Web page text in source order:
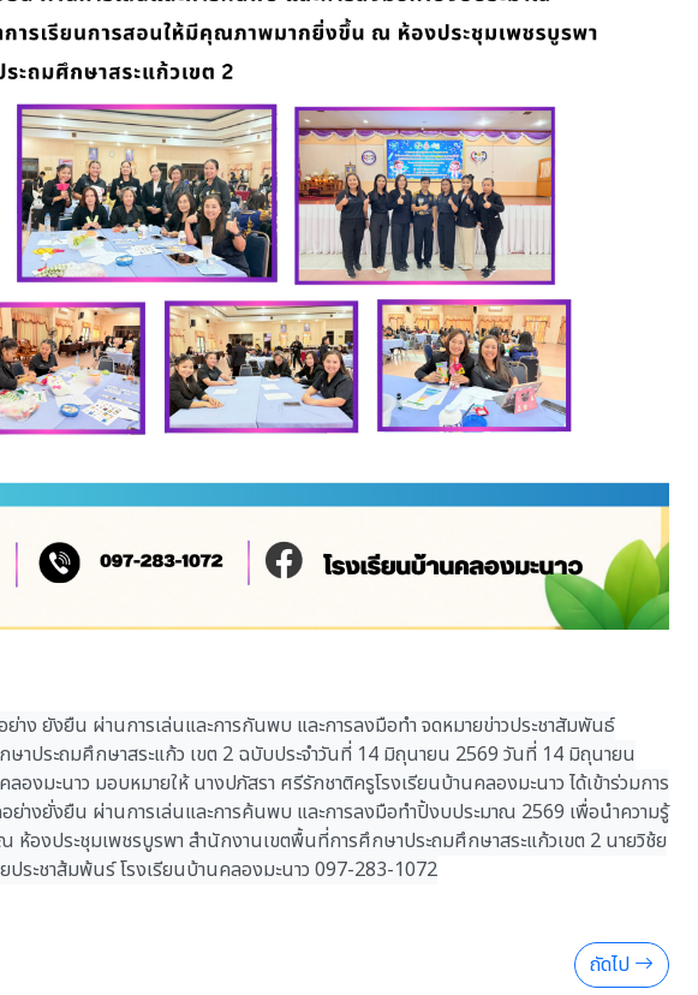
าง ยังยืน ผ่านการเล่นและการกันพบ และการลงมือทำ จดหมายข่าวประชาสัมพันธ์
าประถมศึกษาสระแก้ว เขต 2 ฉบับประจำวันที่ 14 มิถุนายน 2569 วันที่ 14 มิถุนายน
งมะนาว มอบหมายให้ นางปภัสรา ศรีรักชาติครูโรงเรียนบ้านคลองมะนาว ได้เข้าร่วมการ
ย่างยั่งยืน ผ่านการเล่นและการค้นพบ และการลงมือทำปิ้งบประมาณ 2569 เพื่อนำความรู้
องประชุมเพชรบูรพา สำนักงานเขตพื้นที่การศึกษาประถมศึกษาสระแก้วเขต 2 นายวิช้ย
ระชาส้มพ้นร์ โรงเรียนบ้านคลองมะนาว 097-283-1072
ถัดไป